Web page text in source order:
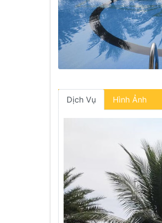
Dịch Vụ Hình Ảnh